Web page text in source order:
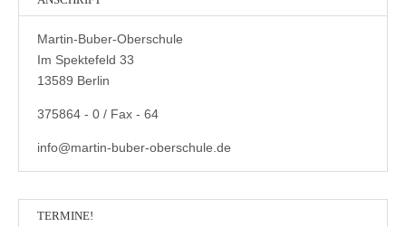
Martin-Buber-Oberschule
Im Spektefeld 33
13589 Berlin
375864 - 0 / Fax - 64
info@martin-buber-oberschule.de
TERMINE!